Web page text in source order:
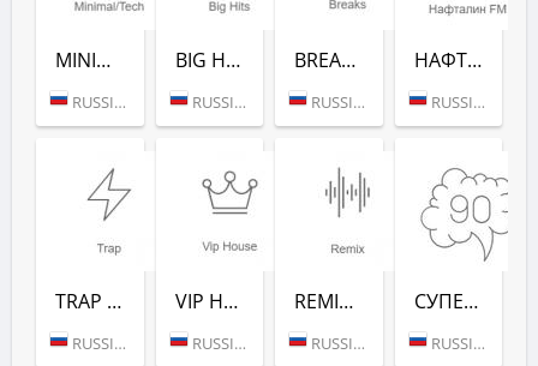
MINIMAL/TECH (РАДИО РЕКОРД)
RUSSIA (MOSCOW)
BIG HITS (РАДИО РЕКОРД)
RUSSIA (MOSCOW)
BREAKS (РАДИО РЕКОРД)
RUSSIA (MOSCOW)
НАФТАЛИН FM (РАДИО РЕКОРД)
RUSSIA (MOSCOW)
TRAP (РАДИО РЕКОРД)
RUSSIA (MOSCOW)
VIP HOUSE (РАДИО РЕКОРД)
RUSSIA (MOSCOW)
REMIX (РАДИО РЕКОРД)
RUSSIA (MOSCOW)
СУПЕРДИСКОТЕКА 90-Х (РАДИО РЕКОРД)
RUSSIA (MOSCOW)